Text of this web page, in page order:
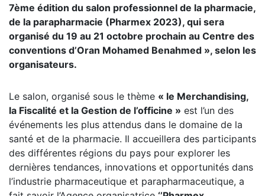
7ème édition du salon professionnel de la pharmacie,
de la parapharmacie (Pharmex 2023), qui sera
organisé du 19 au 21 octobre prochain au Centre des
conventions d’Oran Mohamed Benahmed », selon les
organisateurs.
Le salon, organisé sous le thème « le Merchandising,
la Fiscalité et la Gestion de l’officine » est l’un des
événements les plus attendus dans le domaine de la
santé et de la pharmacie. Il accueillera des participants
des différentes régions du pays pour explorer les
dernières tendances, innovations et opportunités dans
l’industrie pharmaceutique et parapharmaceutique, a